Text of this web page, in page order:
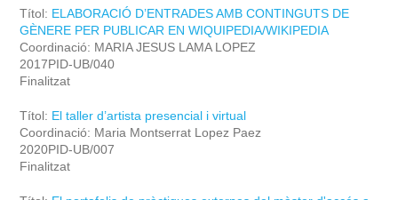
Títol: ELABORACIÓ D’ENTRADES AMB CONTINGUTS DE
GÈNERE PER PUBLICAR EN WIQUIPEDIA/WIKIPEDIA
Coordinació: MARIA JESUS LAMA LOPEZ
2017PID-UB/040
Finalitzat
Títol: El taller d’artista presencial i virtual
Coordinació: Maria Montserrat Lopez Paez
2020PID-UB/007
Finalitzat